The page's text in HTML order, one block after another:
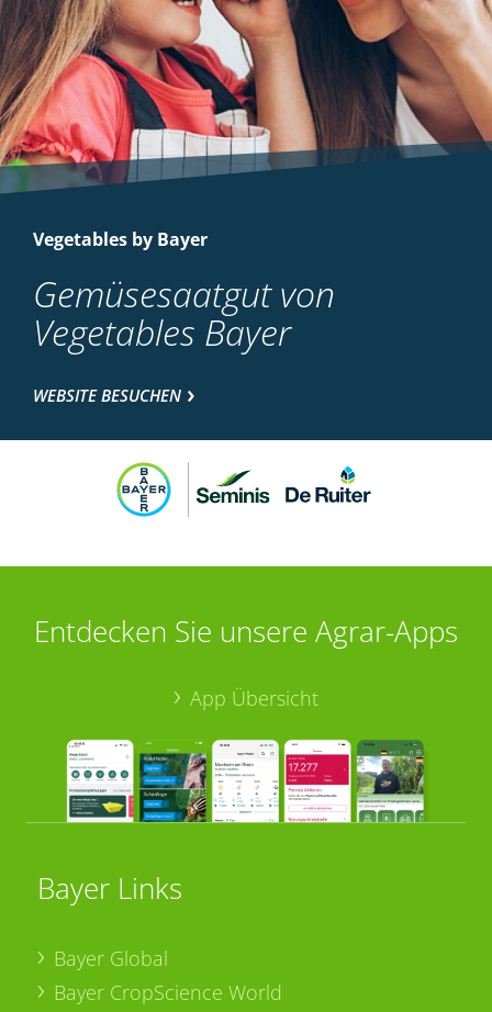
Vegetables by Bayer
Gemüsesaatgut von
Vegetables Bayer
WEBSITE BESUCHEN
Entdecken Sie unsere Agrar-Apps
App Übersicht
Bayer Links
Bayer Global
Bayer CropScience World